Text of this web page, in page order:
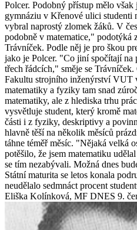
Polcer. Podobný přístup mělo
gymnáziu v Křenové ulici studenti
vybral naprostý zlomek žáků. V
podobně v matematice," podotýká
Trávníček. Podle něj je pro škou
jako je Polcer. "Co jiní spočítají na
třech řádcích," směje se
Fakultu strojního inženýrství VUT
matematiky a fyziky tam snad
matematiky, ale z hlediska trhu
vysvětluje student, který kromě
části i z fyziky, deskriptivy a
hlavně těší na několik měsíců
táhne téměř měsíc. "Nějaká velká
potěšilo, že jsem matematiku
se tím nezabývali. Možná dnes
Státní maturita se letos konala
neudělalo sedmnáct procent
Eliška Kolínková, MF DNES 9.